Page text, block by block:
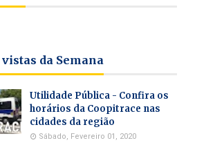
da Semana
Utilidade Pública - Confira os
horários da Coopitrace nas
cidades da região
Sábado, Fevereiro 01, 2020